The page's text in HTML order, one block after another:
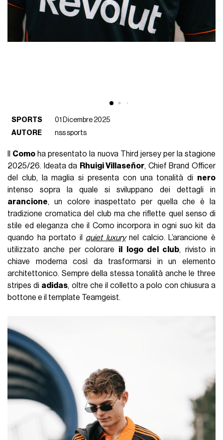
SPORTS
01 Dicembre 2025
AUTORE
nss sports
Como ha presentato la nuova Third jersey per la stagione
2025/26. Ideata da Rhuigi Villaseñor, Chief Brand Officer
del club, la maglia si presenta con una tonalità di nero
intenso sopra la quale si sviluppano dei dettagli in
arancione, un colore inaspettato per quella che è la
tradizione cromatica del club ma che riflette quel senso di
stile ed eleganza che il Como incorpora in ogni suo kit da
quando ha portato il quiet luxurynel calcio. L’arancione è
utilizzato anche per colorare il logo del club, rivisto in
chiave moderna così da trasformarsi in un elemento
architettonico. Sempre della stessa tonalità anche le three
stripes di adidas, oltre che il colletto a polo con chiusura a
bottone e il template Teamgeist.